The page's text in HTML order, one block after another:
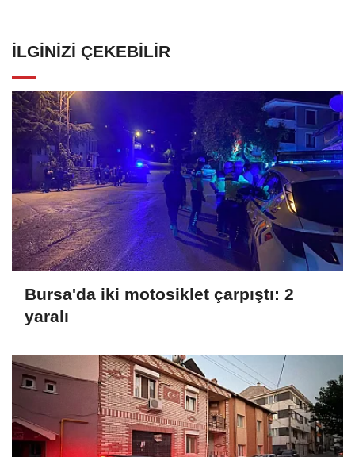
İLGINIZI ÇEKEBILIR
Bursa'da iki motosiklet çarpıştı: 2
yaralı